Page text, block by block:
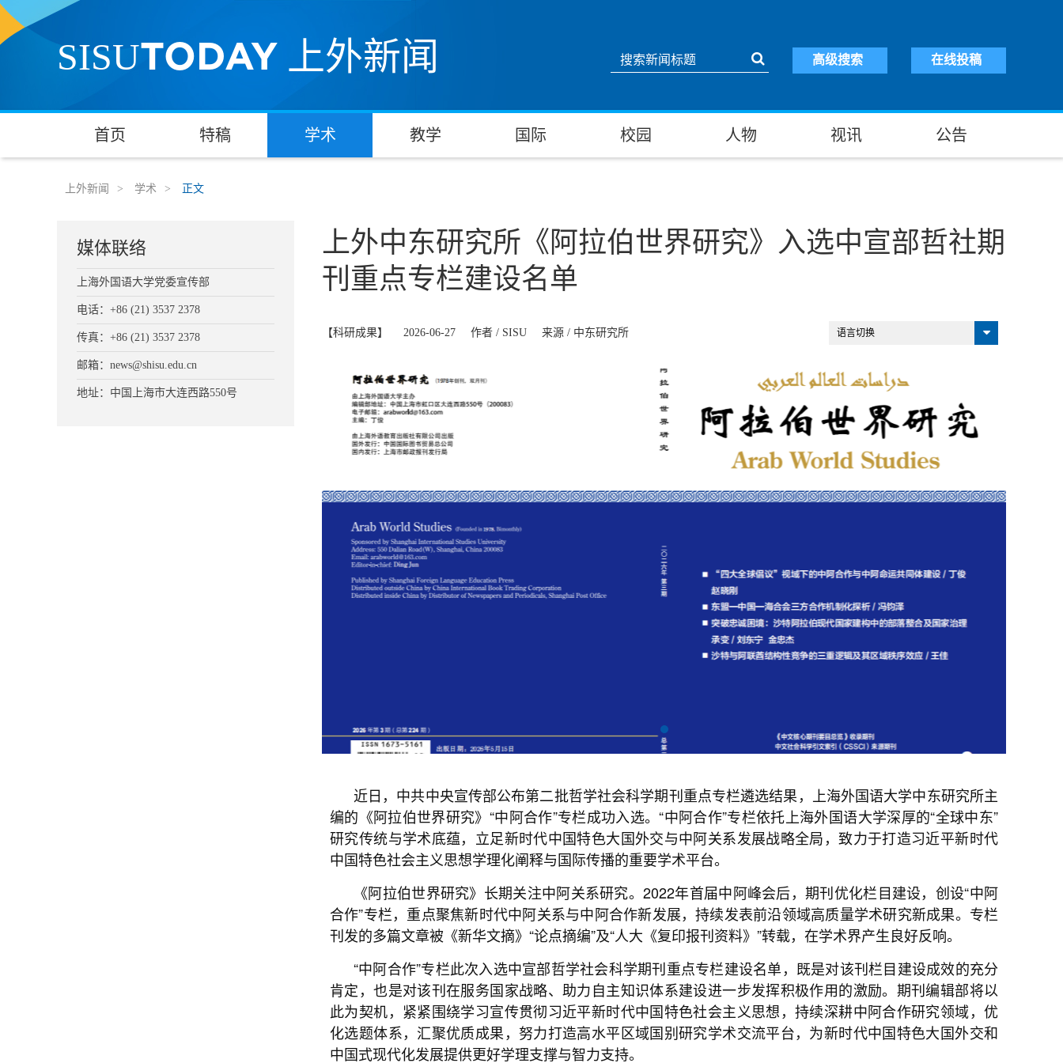
SISUTODAY 上外新闻 在线投稿
高级搜索
首页 特稿 学术 教学 国际 校园 人物 视讯 公告
上外新闻 > 学术 > 正文
上外中东研究所《阿拉伯世界研究》入选中宣部哲社期
刊重点专栏建设名单
【科研成果】 2026-06-27 作者 / SISU 来源 / 中东研究所 语言切换
近日，中共中央宣传部公布第二批哲学社会科学期刊重点专栏遴选结果，上海外国语大学中东研究所主
编的《阿拉伯世界研究》“中阿合作”专栏成功入选。“中阿合作”专栏依托上海外国语大学深厚的“全球中东”
研究传统与学术底蕴，立足新时代中国特色大国外交与中阿关系发展战略全局，致力于打造习近平新时代
中国特色社会主义思想学理化阐释与国际传播的重要学术平台。
《阿拉伯世界研究》长期关注中阿关系研究。2022年首届中阿峰会后，期刊优化栏目建设，创设“中阿
合作”专栏，重点聚焦新时代中阿关系与中阿合作新发展，持续发表前沿领域高质量学术研究新成果。专栏
刊发的多篇文章被《新华文摘》“论点摘编”及“人大《复印报刊资料》”转载，在学术界产生良好反响。
“中阿合作”专栏此次入选中宣部哲学社会科学期刊重点专栏建设名单，既是对该刊栏目建设成效的充分
肯定，也是对该刊在服务国家战略、助力自主知识体系建设进一步发挥积极作用的激励。期刊编辑部将以
此为契机，紧紧围绕学习宣传贯彻习近平新时代中国特色社会主义思想，持续深耕中阿合作研究领域，优
化选题体系，汇聚优质成果，努力打造高水平区域国别研究学术交流平台，为新时代中国特色大国外交和
中国式现代化发展提供更好学理支撑与智力支持。
媒体联络
上海外国语大学党委宣传部
电话：+86 (21) 3537 2378
传真：+86 (21) 3537 2378
邮箱：news@shisu.edu.cn
地址：中国上海市大连西路550号